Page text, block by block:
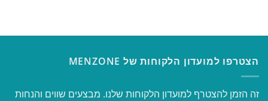
הצטרפו למועדון הלקוחות של MENZONE
זה הזמן להצטרף למועדון הלקוחות שלנו. מבצעים שווים והנחות